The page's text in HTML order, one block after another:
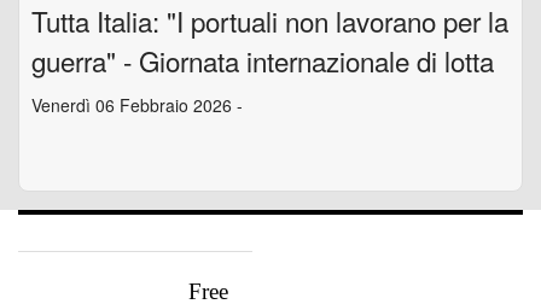
Tutta Italia: "I portuali non lavorano per la
guerra" - Giornata internazionale di lotta
Venerdì 06 Febbraio 2026 -
Free